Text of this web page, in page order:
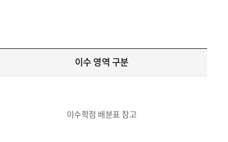
이수 영역 구분
이수학점 배분표 참고